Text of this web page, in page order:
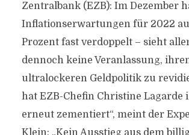
Zentralbank (EZB): Im Dezember
Inflationserwartungen für 2022
Prozent fast verdoppelt – sieht
dennoch keine Veranlassung,
ultralockeren Geldpolitik zu
hat EZB-Chefin Christine Lagarde
erneut zementiert“, meint der
Klein: „Kein Ausstieg aus dem